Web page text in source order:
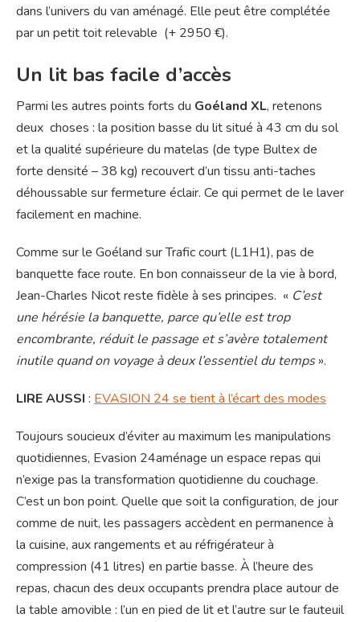
dans l’univers du van aménagé. Elle peut être complétée
par un petit toit relevable (+ 2950 €).
Un lit bas facile d’accès
Parmi les autres points forts du Goéland XL, retenons
deux choses : la position basse du lit situé à 43 cm du sol
et la qualité supérieure du matelas (de type Bultex de
forte densité – 38 kg) recouvert d’un tissu anti-taches
déhoussable sur fermeture éclair. Ce qui permet de le laver
facilement en machine.
Comme sur le Goéland sur Trafic court (L1H1), pas de
banquette face route. En bon connaisseur de la vie à bord,
Jean-Charles Nicot reste fidèle à ses principes. « C’est
une hérésie la banquette, parce qu’elle est trop
encombrante, réduit le passage et s’avère totalement
inutile quand on voyage à deux l’essentiel du temps».
LIRE AUSSI : EVASION 24 se tient à l’écart des modes
Toujours soucieux d’éviter au maximum les manipulations
quotidiennes, Evasion 24aménage un espace repas qui
n’exige pas la transformation quotidienne du couchage.
C’est un bon point. Quelle que soit la configuration, de jour
comme de nuit, les passagers accèdent en permanence à
la cuisine, aux rangements et au réfrigérateur à
compression (41 litres) en partie basse. À l’heure des
repas, chacun des deux occupants prendra place autour de
la table amovible : l’un en pied de lit et l’autre sur le fauteuil